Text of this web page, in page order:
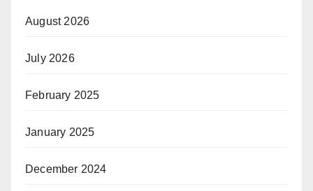
August 2026
July 2026
February 2025
January 2025
December 2024